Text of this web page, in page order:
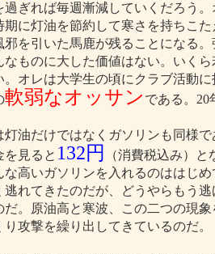
過ぎれば毎週漸減していくだろう
期に灯油を節約して寒さを持ちこ
邪を引いた馬鹿が残ることになる
なものに大した価値はない。いく
。オレは大学生の頃にクラブ活動
軟弱なオッサン である。20
油だけではなくガソリンも同様
を見ると 132円
（消費税込み）
な高いガソリンを入れるのははじ
逃れてきたのだが、どうやらもう
だ。原油高と寒波、この二つの現
り攻撃を繰り出してきているのだ。